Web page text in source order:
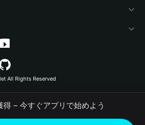
All Rights Reserved
得 – 今すぐアプリで始めよう